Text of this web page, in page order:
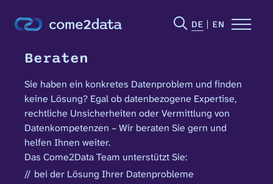
DE EN
Beraten
Sie haben ein konkretes Datenproblem und finden
keine Lösung? Egal ob datenbezogene Expertise,
rechtliche Unsicherheiten oder Vermittlung von
Datenkompetenzen – Wir beraten Sie gern und
helfen Ihnen weiter.
Das Come2Data Team unterstützt Sie:
bei der Lösung Ihrer Datenprobleme